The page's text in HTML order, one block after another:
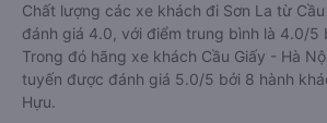
Chất lượng các xe khách đi Sơn La từ
đánh giá 4.0, với điểm trung bình là 4.0/5
Trong đó hãng xe khách Cầu Giấy - Hà
tuyến được đánh giá 5.0/5 bởi 8 hành
Hựu.